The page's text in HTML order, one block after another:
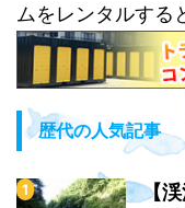
ムをレンタルする
歴代の人気記事
【渓